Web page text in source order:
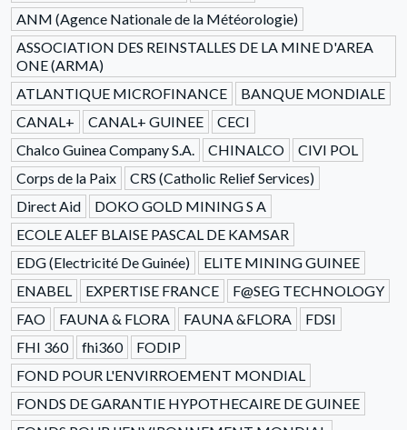
ANM (Agence Nationale de la Météorologie)
ASSOCIATION DES REINSTALLES DE LA MINE D'AREA
ONE (ARMA)
ATLANTIQUE MICROFINANCE
BANQUE MONDIALE
CANAL+
CANAL+ GUINEE
CECI
Chalco Guinea Company S.A.
CHINALCO
CIVI POL
Corps de la Paix
CRS (Catholic Relief Services)
Direct Aid
DOKO GOLD MINING S A
ECOLE ALEF BLAISE PASCAL DE KAMSAR
EDG (Electricité De Guinée)
ELITE MINING GUINEE
ENABEL
EXPERTISE FRANCE
F@SEG TECHNOLOGY
FAO
FAUNA & FLORA FAUNA &FLORA
FDSI
FHI 360
fhi360
FODIP
FOND POUR L'ENVIRROEMENT MONDIAL
FONDS DE GARANTIE HYPOTHECAIRE DE GUINEE